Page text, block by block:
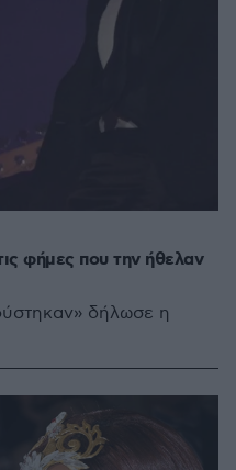
φήμες που την ήθελαν
δήλωσε η